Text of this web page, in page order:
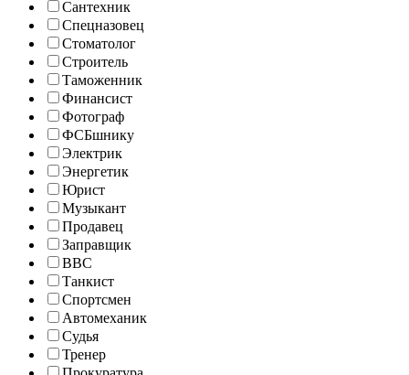
Сантехник
Спецназовец
Стоматолог
Строитель
Таможенник
Финансист
Фотограф
ФСБшнику
Электрик
Энергетик
Юрист
Музыкант
Продавец
Заправщик
ВВС
Танкист
Спортсмен
Автомеханик
Судья
Тренер